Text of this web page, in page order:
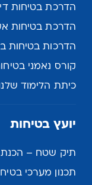
הדרכת בטיחות
הדרכת בטיחות
הדרכות בטיחות
קורס נאמני
כיתת הלימוד
יועץ בטיחות
תיק שטח – הכנת
תכנון מערכי